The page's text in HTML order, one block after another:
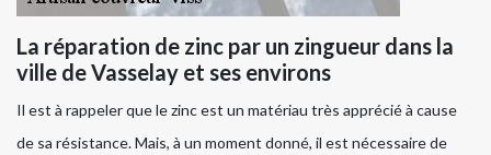
La réparation de zinc par un zingueur dans la
ville de Vasselay et ses environs
Il est à rappeler que le zinc est un matériau très apprécié à cause
de sa résistance. Mais, à un moment donné, il est nécessaire de